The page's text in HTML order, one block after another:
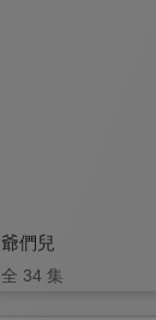
爺們兒
全 34 集